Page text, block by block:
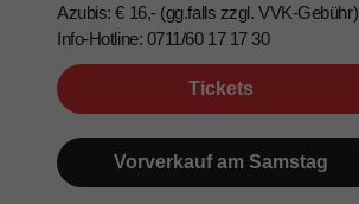
Azubis: € 16,- (gg.falls zzgl. VVK-Gebühr)
Info-Hotline: 0711/60 17 17 30
Tickets
Vorverkauf am Samstag